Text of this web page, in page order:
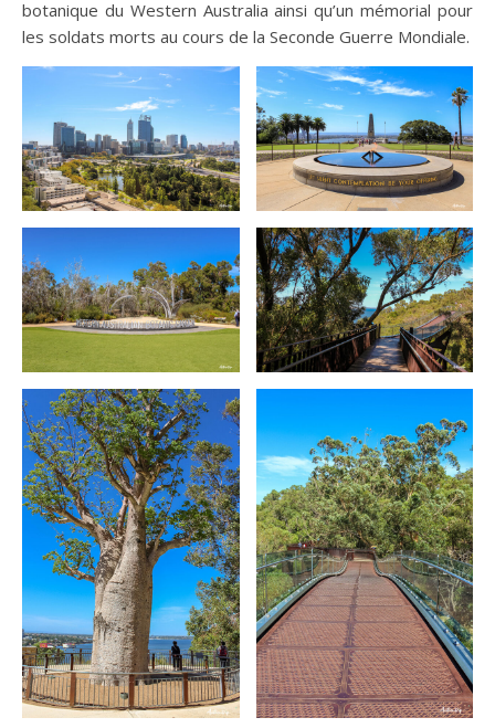
botanique du Western Australia ainsi qu’un mémorial pour
les soldats morts au cours de la Seconde Guerre Mondiale.